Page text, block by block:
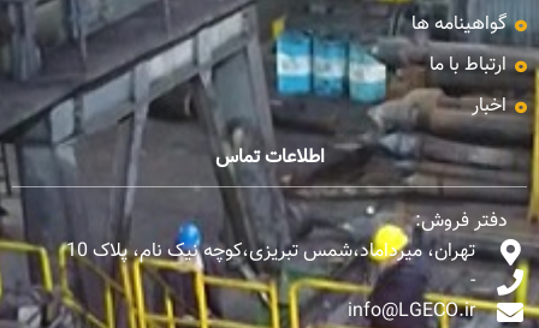
گواهینامه ها
ارتباط با ما
اخبار
اطلاعات تماس
دفتر فروش:
تهران، میرداماد،شمس تبریزی،کوچه نیک نام، پلاک 10
-
info@LGECO.ir